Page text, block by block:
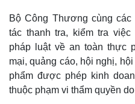
Bộ Công Thương cùng
tác thanh tra, kiểm tra
pháp luật về an toàn thực
mại, quảng cáo, hội nghị,
phẩm được phép kinh
thuộc phạm vi thẩm quyền